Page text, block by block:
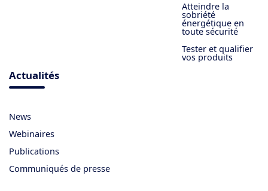
Atteindre la
sobriété
énergétique en
toute sécurité
Tester et qualifier
vos produits
Actualités
News
Webinaires
Publications
Communiqués de presse